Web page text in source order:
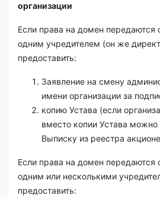
организации
Если права на домен передаются
одним учредителем (он же
предоставить:
Заявление на смену
имени организации за
копию Устава (если
вместо копии Устава можно
Выписку из реестра
Если права на домен передаются
одним или несколькими
предоставить: